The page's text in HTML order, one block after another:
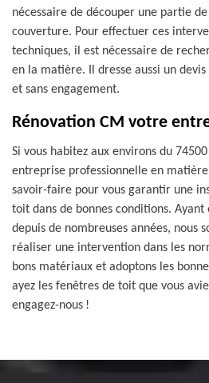
nécessaire de découper une partie
couverture. Pour effectuer ces
techniques, il est nécessaire de
en la matière. Il dresse aussi un
et sans engagement.
Rénovation CM votre
Si vous habitez aux environs du
entreprise professionnelle en
savoir-faire pour vous garantir une
toit dans de bonnes conditions.
depuis de nombreuses années, nous
réaliser une intervention dans les
bons matériaux et adoptons les
ayez les fenêtres de toit que vous
engagez-nous !